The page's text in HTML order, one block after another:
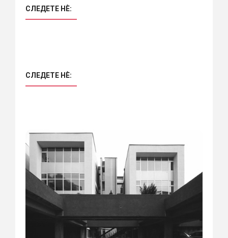
СЛЕДЕТЕ НÈ:
СЛЕДЕТЕ НÈ: